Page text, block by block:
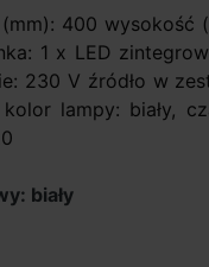
400 wysokość
1 x LED
230 V źródło w
lampy: biały,
biały